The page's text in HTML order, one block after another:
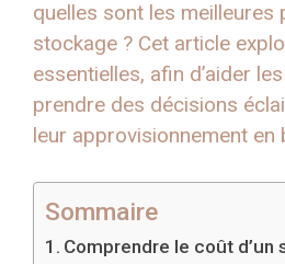
quelles sont les meilleures
stockage ? Cet article
essentielles, afin d’aider
prendre des décisions
leur approvisionnement en
Sommaire
Comprendre le coût d’un